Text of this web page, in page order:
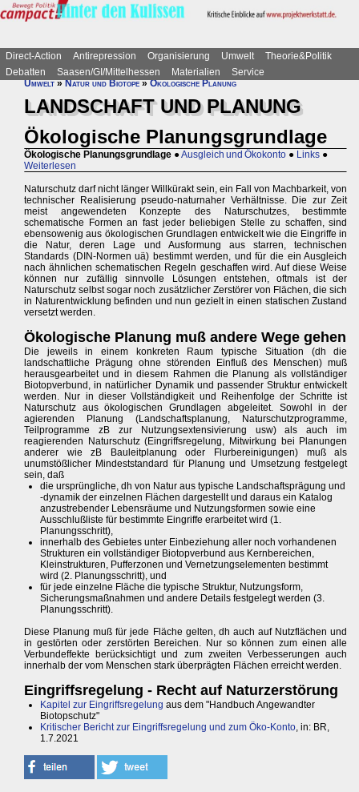
Direct-Action Antirepression Organisierung Umwelt
Theorie&Politik
Debatten
Saasen/GI/Mittelhessen Materialien
Service
Umwelt»Natur und Biotope»Ökologische Planung
LANDSCHAFT UND PLANUNG
Ökologische Planungsgrundlage
Ökologische Planungsgrundlage ●Ausgleich und Ökokonto ● Links ●
Weiterlesen
Naturschutz darf nicht länger Willkürakt sein, ein Fall von Machbarkeit, von
technischer Realisierung pseudo-naturnaher Verhältnisse. Die zur Zeit
meist angewendeten Konzepte des Naturschutzes, bestimmte
schematische Formen an fast jeder beliebigen Stelle zu schaffen, sind
ebensowenig aus ökologischen Grundlagen entwickelt wie die Eingriffe in
die Natur, deren Lage und Ausformung aus starren, technischen
Standards (DIN-Normen uä) bestimmt werden, und für die ein Ausgleich
nach ähnlichen schematischen Regeln geschaffen wird. Auf diese Weise
können nur zufällig sinnvolle Lösungen entstehen, oftmals ist der
Naturschutz selbst sogar noch zusätzlicher Zerstörer von Flächen, die sich
in Naturentwicklung befinden und nun gezielt in einen statischen Zustand
versetzt werden.
Ökologische Planung muß andere Wege gehen
Die jeweils in einem konkreten Raum typische Situation (dh die
landschaftliche Prägung ohne störenden Einfluß des Menschen) muß
herausgearbeitet und in diesem Rahmen die Planung als vollständiger
Biotopverbund, in natürlicher Dynamik und passender Struktur entwickelt
werden. Nur in dieser Vollständigkeit und Reihenfolge der Schritte ist
Naturschutz aus ökologischen Grundlagen abgeleitet. Sowohl in der
agierenden Planung (Landschaftsplanung, Naturschutzprogramme,
Teilprogramme zB zur Nutzungsextensivierung usw) als auch im
reagierenden Naturschutz (Eingriffsregelung, Mitwirkung bei Planungen
anderer wie zB Bauleitplanung oder Flurbereinigungen) muß als
unumstößlicher Mindeststandard für Planung und Umsetzung festgelegt
sein, daß
die ursprüngliche, dh von Natur aus typische Landschaftsprägung und
-dynamik der einzelnen Flächen dargestellt und daraus ein Katalog
anzustrebender Lebensräume und Nutzungsformen sowie eine
Ausschlußliste für bestimmte Eingriffe erarbeitet wird (1.
Planungsschritt),
innerhalb des Gebietes unter Einbeziehung aller noch vorhandenen
Strukturen ein vollständiger Biotopverbund aus Kernbereichen,
Kleinstrukturen, Pufferzonen und Vernetzungselementen bestimmt
wird (2. Planungsschritt), und
für jede einzelne Fläche die typische Struktur, Nutzungsform,
Sicherungsmaßnahmen und andere Details festgelegt werden (3.
Planungsschritt).
Diese Planung muß für jede Fläche gelten, dh auch auf Nutzflächen und
in gestörten oder zerstörten Bereichen. Nur so können zum einen alle
Verbundeffekte berücksichtigt und zum zweiten Verbesserungen auch
innerhalb der vom Menschen stark überprägten Flächen erreicht werden.
Eingriffsregelung - Recht auf Naturzerstörung
Kapitel zur Eingriffsregelung aus dem "Handbuch Angewandter
Biotopschutz"
Kritischer Bericht zur Eingriffsregelung und zum Öko-Konto, in: BR,
1.7.2021